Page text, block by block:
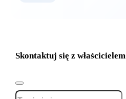
Skontaktuj się z właścicielem